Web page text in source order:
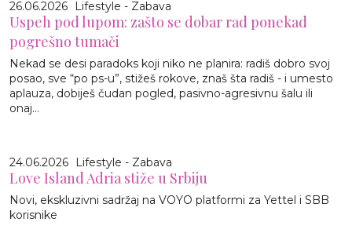
26.06.2026 Lifestyle - Zabava
Uspeh pod lupom: zašto se dobar rad ponekad
pogrešno tumači
Nekad se desi paradoks koji niko ne planira: radiš dobro svoj
posao, sve “po ps-u”, stižeš rokove, znaš šta radiš - i umesto
aplauza, dobiješ čudan pogled, pasivno-agresivnu šalu ili
onaj...
24.06.2026 Lifestyle - Zabava
Love Island Adria stiže u Srbiju
Novi, ekskluzivni sadržaj na VOYO platformi za Yettel i SBB
korisnike